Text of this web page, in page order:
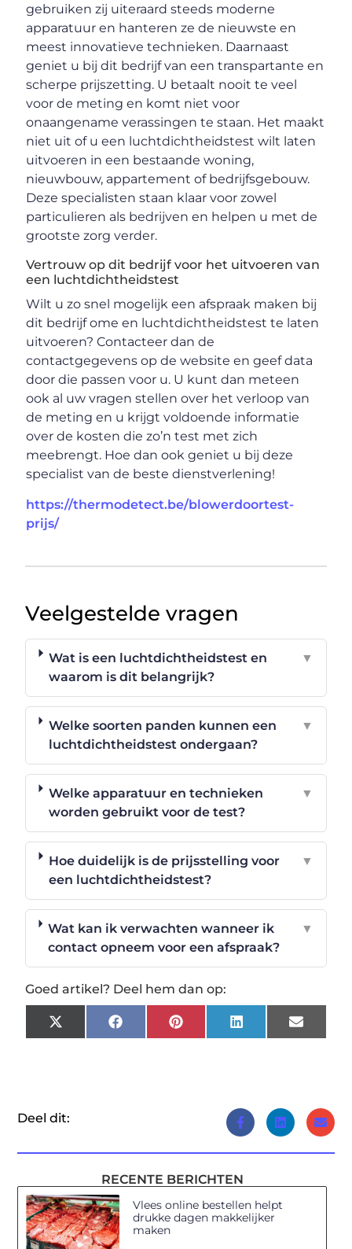
gebruiken zij uiteraard steeds moderne
apparatuur en hanteren ze de nieuwste en
meest innovatieve technieken. Daarnaast
geniet u bij dit bedrijf van een transpartante en
scherpe prijszetting. U betaalt nooit te veel
voor de meting en komt niet voor
onaangename verassingen te staan. Het maakt
niet uit of u een luchtdichtheidstest wilt laten
uitvoeren in een bestaande woning,
nieuwbouw, appartement of bedrijfsgebouw.
Deze specialisten staan klaar voor zowel
particulieren als bedrijven en helpen u met de
grootste zorg verder.
Vertrouw op dit bedrijf voor het uitvoeren van
een luchtdichtheidstest
Wilt u zo snel mogelijk een afspraak maken bij
dit bedrijf ome en luchtdichtheidstest te laten
uitvoeren? Contacteer dan de
contactgegevens op de website en geef data
door die passen voor u. U kunt dan meteen
ook al uw vragen stellen over het verloop van
de meting en u krijgt voldoende informatie
over de kosten die zo’n test met zich
meebrengt. Hoe dan ook geniet u bij deze
specialist van de beste dienstverlening!
https://thermodetect.be/blowerdoortest-
prijs/
Veelgestelde vragen
Wat is een luchtdichtheidstest en
waarom is dit belangrijk?
▼
Welke soorten panden kunnen een
luchtdichtheidstest ondergaan?
▼
Welke apparatuur en technieken
worden gebruikt voor de test?
▼
Hoe duidelijk is de prijsstelling voor
een luchtdichtheidstest?
▼
Wat kan ik verwachten wanneer ik
contact opneem voor een afspraak?
▼
Goed artikel? Deel hem dan op:
X
(Twitter)
FacebookPinterestLinkedInEmail
Deel dit:
RECENTE BERICHTEN
Vlees online bestellen helpt
drukke dagen makkelijker
maken